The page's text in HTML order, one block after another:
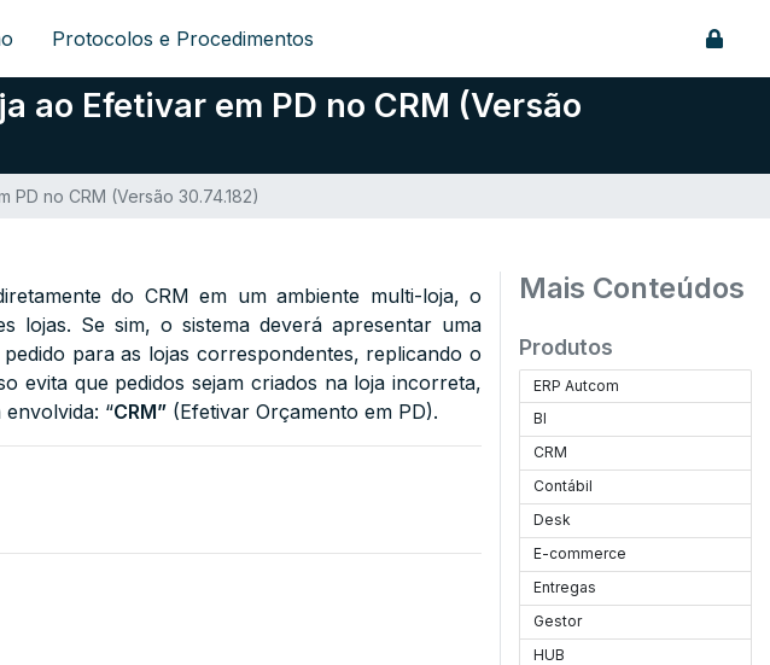
Protocolos e Procedimentos
ao Efetivar em PD no CRM (Versão
no CRM (Versão 30.74.182)
do CRM em um ambiente multi-loja, o
lojas. Se sim, o sistema deverá apresentar uma
para as lojas correspondentes, replicando o
evita que pedidos sejam criados na loja incorreta,
“CRM” (Efetivar Orçamento em PD).
Mais Conteúdos
Produtos
ERP Autcom
BI
CRM
Contábil
Desk
E-commerce
Entregas
Gestor
HUB